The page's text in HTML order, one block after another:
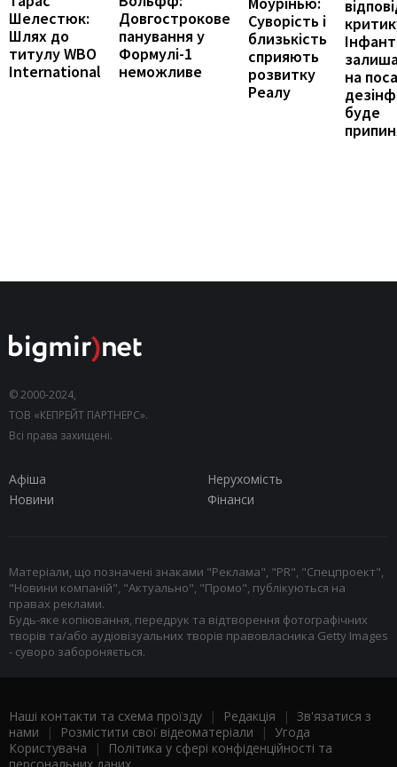
Шелестюк:
Шлях до
титулу WBO
International
Довгострокове
панування у
Формулі-1
неможливе
Суворість і
близькість
сприяють
розвитку
Реалу
на
буде
© 2000-2024,
ТОВ «КЕПРЕЙТ ПАРТНЕРС».
Всі права захищені.
Афіша
Нерухомість
Новини
Фінанси
Матеріали, що позначені знаками "Реклама", "PR", "Спецпроект",
"Новини компаній", "Актуально", "Промо", публікуються на
правах реклами.
Будь-яке копіювання, передрук та відтворення фотографічних
творів та/або аудіовізуальних творів правовласника Getty Images
- суворо забороняється.
Наші контакти та схема проїзду | Редакція | Зв'язатися з
нами | Розмістити свої відеоматеріали | Угода
Користувача |
Політика у сфері конфіденційності та
персональних даних